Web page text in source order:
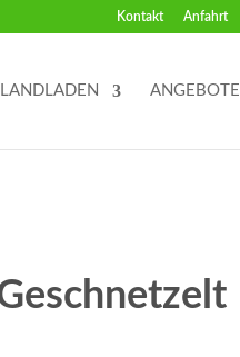
Kontakt Anfahrt
LANDLADEN ANGEBOTE